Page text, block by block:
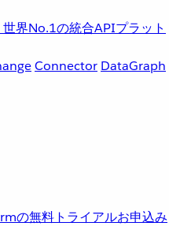
世界No.1の統合APIプラット
Connector DataGraph
の無料トライアルお申込み